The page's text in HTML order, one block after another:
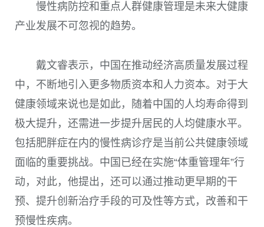
慢性病防控和重点人群健康管理是未来大健康
产业发展不可忽视的趋势。
戴文睿表示，中国在推动经济高质量发展过程
中，不断地引入更多物质资本和人力资本。对于大
健康领域来说也是如此，随着中国的人均寿命得到
极大提升，还需进一步提升居民的人均健康水平。
包括肥胖症在内的慢性病诊疗是当前公共健康领域
面临的重要挑战。中国已经在实施“体重管理年”行
动，对此，他提出，还可以通过推动更早期的干
预、提升创新治疗手段的可及性等方式，改善和干
预慢性疾病。